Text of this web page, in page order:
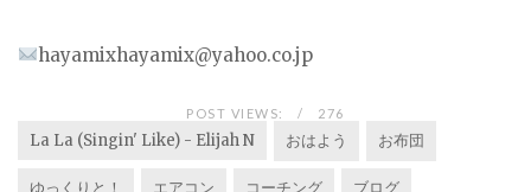
hayamixhayamix@yahoo.co.jp
POST VIEWS: 276
La La (Singin' Like) - Elijah N おはよう お布団